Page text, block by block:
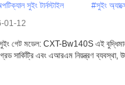
সুইং টার্নস্টাইল #সুইং
01-12
সুইং গেট মডেল: CXT-Bw140S এই
সার্কিট্রি এবং এআরএম নিয়ন্ত্রণ ব্যবস্থা,